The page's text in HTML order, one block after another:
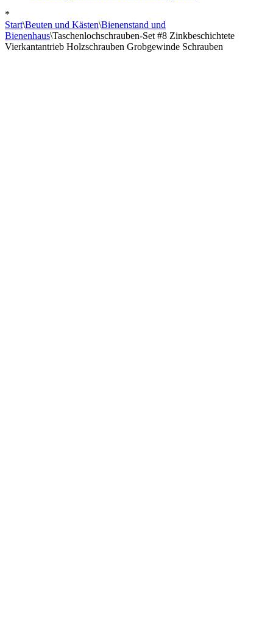
*
Start\Beuten und Kästen\Bienenstand und
Bienenhaus\Taschenlochschrauben-Set #8 Zinkbeschichtete
Vierkantantrieb Holzschrauben Grobgewinde Schrauben